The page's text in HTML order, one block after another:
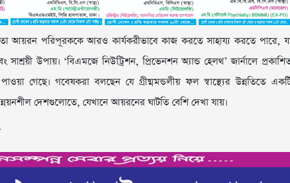
আয়রন পরিপূরককে আরও কার্যকরীভাবে কাজ করতে সাহায্য করতে পারে,
উপায়। ‘বিএমজে নিউট্রিশন, প্রিভেনশন অ্যান্ড হেলথ’ জার্নালে
গেছে। গবেষকরা বলছেন যে গ্রীষ্মমন্ডলীয় ফল স্বাস্থ্যের উন্নতিতে
দেশগুলোতে, যেখানে আয়রনের ঘাটতি বেশি দেখা যায়।